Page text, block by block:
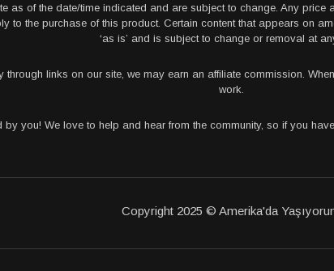
as of the date/time indicated and are subject to change. Any
to the purchase of this product. Certain content that appears on
‘as is’ and is subject to change or removal at
through links on our site, we may earn an affiliate commission.
work.
by you! We love to help and hear from the community, so if you
Copyright 2025 © Amerika'da